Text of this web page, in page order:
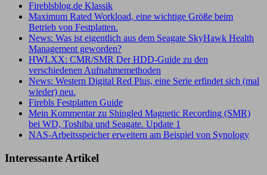
Fireblsblog.de Klassik
Maximum Rated Workload, eine wichtige Größe beim
Betrieb von Festplatten.
News: Was ist eigentlich aus dem Seagate SkyHawk Health
Management geworden?
HWLXX: CMR/SMR Der HDD-Guide zu den
verschiedenen Aufnahmemethoden
News: Western Digital Red Plus, eine Serie erfindet sich (mal
wieder) neu.
Firebls Festplatten Guide
Mein Kommentar zu Shingled Magnetic Recording (SMR)
bei WD, Toshiba und Seagate. Update 1
NAS-Arbeitsspeicher erweitern am Beispiel von Synology
Interessante Artikel